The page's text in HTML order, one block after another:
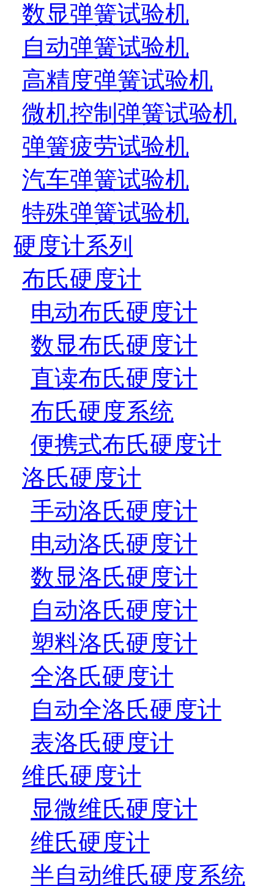
数显弹簧试验机
自动弹簧试验机
高精度弹簧试验机
微机控制弹簧试验机
弹簧疲劳试验机
汽车弹簧试验机
特殊弹簧试验机
硬度计系列
布氏硬度计
电动布氏硬度计
数显布氏硬度计
直读布氏硬度计
布氏硬度系统
便携式布氏硬度计
洛氏硬度计
手动洛氏硬度计
电动洛氏硬度计
数显洛氏硬度计
自动洛氏硬度计
塑料洛氏硬度计
全洛氏硬度计
自动全洛氏硬度计
表洛氏硬度计
维氏硬度计
显微维氏硬度计
维氏硬度计
半自动维氏硬度系统